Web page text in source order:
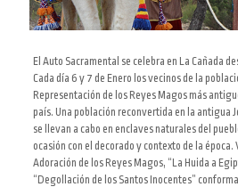
El Auto Sacramental se celebra en La Cañada
Cada día 6 y 7 de Enero los vecinos de la
Representación de los Reyes Magos más
país. Una población reconvertida en la antigua
se llevan a cabo en enclaves naturales del
ocasión con el decorado y contexto de la
Adoración de los Reyes Magos, “La Huida a
“Degollación de los Santos Inocentes”